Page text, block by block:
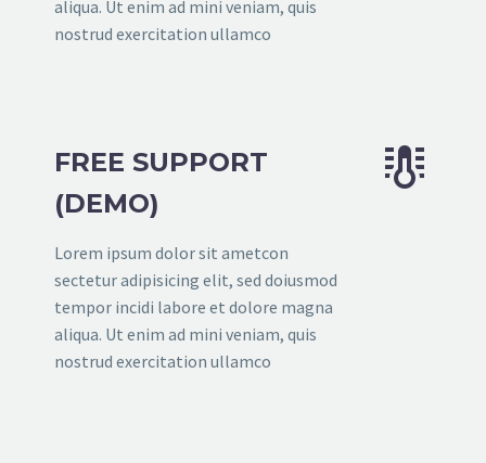
aliqua. Ut enim ad mini veniam, quis
nostrud exercitation ullamco
FREE SUPPORT
(DEMO)
Lorem ipsum dolor sit ametcon
sectetur adipisicing elit, sed doiusmod
tempor incidi labore et dolore magna
aliqua. Ut enim ad mini veniam, quis
nostrud exercitation ullamco

